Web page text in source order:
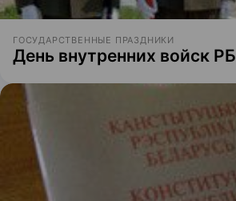
ГОСУДАРСТВЕННЫЕ ПРАЗДНИКИ
День внутренних войск РБ